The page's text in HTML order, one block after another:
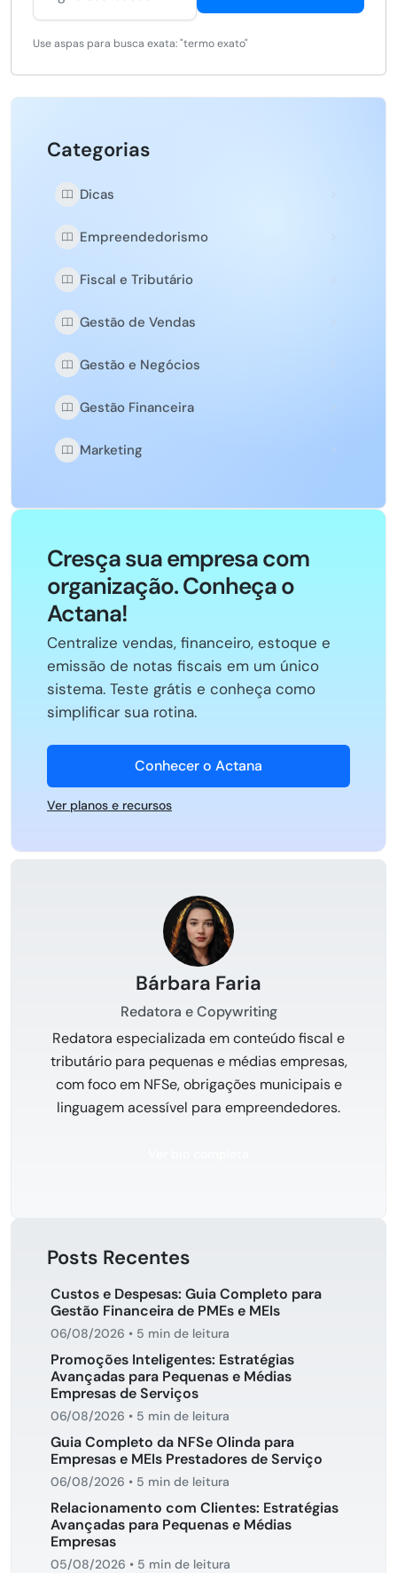
Use aspas para busca exata: "termo exato"
Categorias
Dicas
Empreendedorismo
Fiscal e Tributário
Gestão de Vendas
Gestão e Negócios
Gestão Financeira
Marketing
Cresça sua empresa com
organização. Conheça o
Actana!
Centralize vendas, financeiro, estoque e
emissão de notas fiscais em um único
sistema. Teste grátis e conheça como
simplificar sua rotina.
Conhecer o Actana
Ver planos e recursos
Bárbara Faria
Redatora e Copywriting
Redatora especializada em conteúdo fiscal e
tributário para pequenas e médias empresas,
com foco em NFSe, obrigações municipais e
linguagem acessível para empreendedores.
Posts Recentes
Custos e Despesas: Guia Completo para
Gestão Financeira de PMEs e MEIs
06/08/2026 • 5 min de leitura
Promoções Inteligentes: Estratégias
Avançadas para Pequenas e Médias
Empresas de Serviços
06/08/2026 • 5 min de leitura
Guia Completo da NFSe Olinda para
Empresas e MEIs Prestadores de Serviço
06/08/2026 • 5 min de leitura
Relacionamento com Clientes: Estratégias
Avançadas para Pequenas e Médias
Empresas
05/08/2026 • 5 min de leitura